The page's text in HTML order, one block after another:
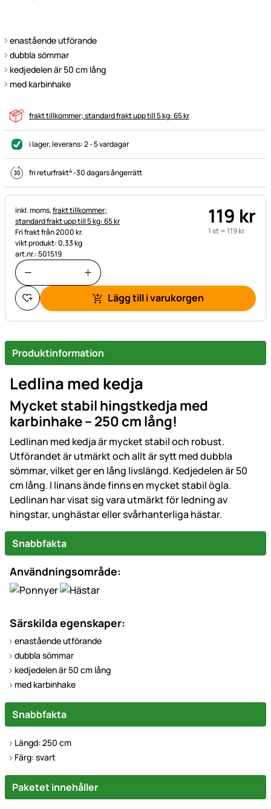
enastående utförande
dubbla sömmar
kedjedelen är 50 cm lång
med karbinhake
frakt tillkommer; standard frakt upp till 5 kg: 65 kr
i lager, leverans:2 - 5 vardagar
fri returfrakt4-30 dagars ångerrätt
Skatteinformation:
inkl. moms,frakt tillkommer;
standard frakt upp till 5 kg: 65 kr
Fri frakt från 2000 kr.
vikt produkt: 0,33 kg
art.nr.: 501519
119 kr
1 st =119kr
Lägg till i varukorgen
Produktinformation
Ledlina med kedja
Mycket stabil hingstkedja med
karbinhake – 250 cm lång!
Ledlinan med kedja är mycket stabil och robust.
Utförandet är utmärkt och allt är sytt med dubbla
sömmar, vilket ger en lång livslängd. Kedjedelen är 50
cm lång. I linans ände finns en mycket stabil ögla.
Ledlinan har visat sig vara utmärkt för ledning av
hingstar, unghästar eller svårhanterliga hästar.
Snabbfakta
Användningsområde:
Särskilda egenskaper:
enastående utförande
dubbla sömmar
kedjedelen är 50 cm lång
med karbinhake
Snabbfakta
Längd: 250 cm
Färg: svart
Paketet innehåller